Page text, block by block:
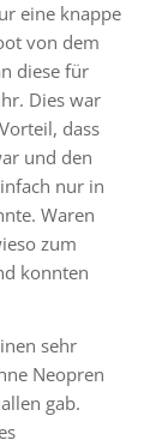
eine knappe
von dem
diese für
Dies war
dass
und den
nur in
Waren
zum
konnten
sehr
Neopren
gab.